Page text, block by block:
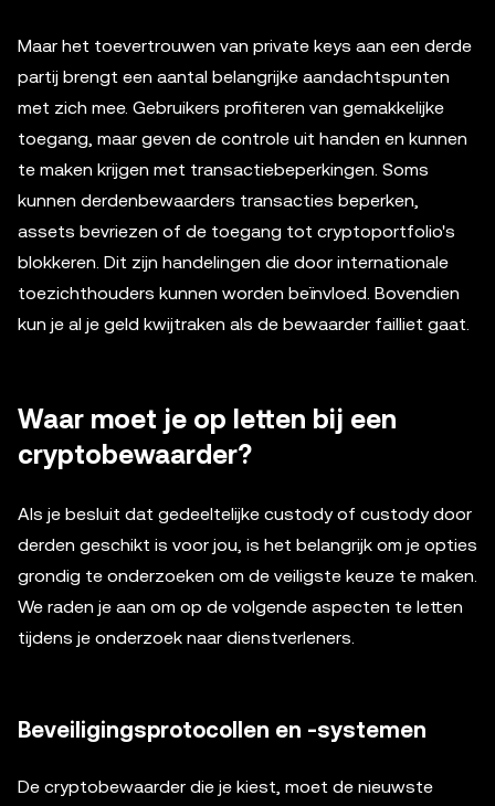
Maar het toevertrouwen van private keys aan een derde
partij brengt een aantal belangrijke aandachtspunten
met zich mee. Gebruikers profiteren van gemakkelijke
toegang, maar geven de controle uit handen en kunnen
te maken krijgen met transactiebeperkingen. Soms
kunnen derdenbewaarders transacties beperken,
assets bevriezen of de toegang tot cryptoportfolio's
blokkeren. Dit zijn handelingen die door internationale
toezichthouders kunnen worden beïnvloed. Bovendien
kun je al je geld kwijtraken als de bewaarder failliet gaat.
Waar moet je op letten bij een
cryptobewaarder?
Als je besluit dat gedeeltelijke custody of custody door
derden geschikt is voor jou, is het belangrijk om je opties
grondig te onderzoeken om de veiligste keuze te maken.
We raden je aan om op de volgende aspecten te letten
tijdens je onderzoek naar dienstverleners.
Beveiligingsprotocollen en -systemen
De cryptobewaarder die je kiest, moet de nieuwste